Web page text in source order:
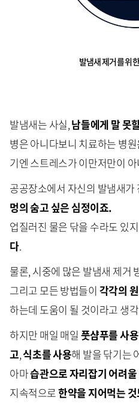
발냄새 제거를 위
발냄새는 사실,남들에게 말 못
병은 아니다보니 치료하는 병
기엔 스트레스가 이만저만이
공공장소에서 자신의 발냄새가
멍의 숨고 싶은 심정이죠.
업질러진 물은 닦을 수라도 있
다.
물론, 시중에 많은 발냄새 제거
그리고 모든 방법들이 각각의
하는데 도움이 될 것이라고 생
하지만 매일 매일 풋샴푸를 사
고,식초를 사용해 발을 닦기는
아마습관으로 자리잡기 어려울
지속적으로한약을 지어먹는